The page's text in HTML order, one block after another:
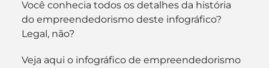
Você conhecia todos os detalhes da história
do empreendedorismo deste infográfico?
Legal, não?
Veja aqui o infográfico de empreendedorismo